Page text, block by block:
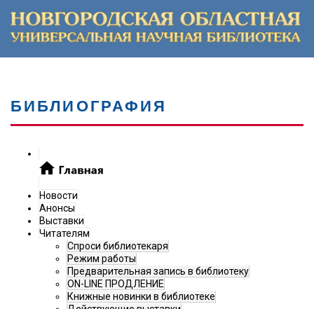
БИБЛИОГРАФИЯ
Новости
Анонсы
Выставки
Читателям
Спроси библиотекаря
Режим работы
Предварительная запись в библиотеку
ON-LINE ПРОДЛЕНИЕ
Книжные новинки в библиотеке